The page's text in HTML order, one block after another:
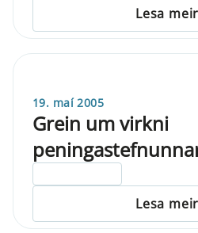
Lesa
19. maí 2005
Grein um virkni
Lesa